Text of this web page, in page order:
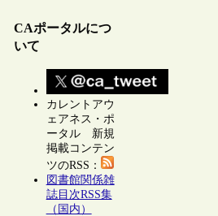
CAポータルにつ
いて
カレントアウ
ェアネス・ポ
ータル 新規
掲載コンテン
ツのRSS：
図書館関係雑
誌目次RSS集
（国内）